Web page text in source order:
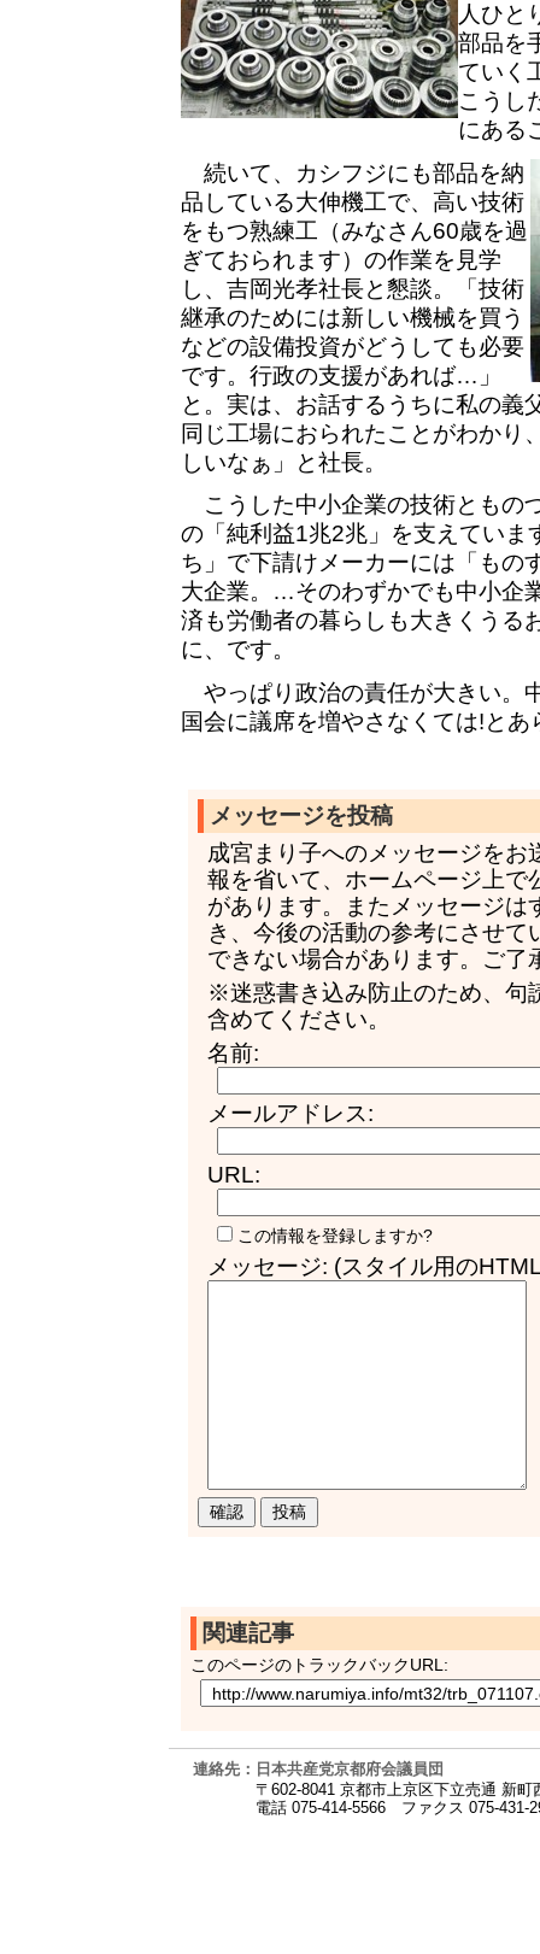
人ひと
部品を
ていく
こうし
にある
続いて、カシフジにも部品を納
品している大伸機工で、高い技術
をもつ熟練工（みなさん60歳を過
ぎておられます）の作業を見学
し、吉岡光孝社長と懇談。「技術
継承のためには新しい機械を買う
などの設備投資がどうしても必要
です。行政の支援があれば…」
と。実は、お話するうちに私の義
同じ工場におられたことがわかり
しいなぁ」と社長。
こうした中小企業の技術ともの
の「純利益1兆2兆」を支えていま
ち」で下請けメーカーには「もの
大企業。…そのわずかでも中小企
済も労働者の暮らしも大きくうる
に、です。
やっぱり政治の責任が大きい。
国会に議席を増やさなくては!と
メッセージを投稿
成宮まり子へのメッセージをお
報を省いて、ホームページ上で
があります。またメッセージは
き、今後の活動の参考にさせて
できない場合があります。ご了
※迷惑書き込み防止のため、句
含めてください。
名前:
メールアドレス:
URL:
この情報を登録しますか?
メッセージ: (スタイル用の
関連記事
このページのトラックバックURL:
連絡先：日本共産党京都府会議員団
〒602-8041 京都市上京区下立売通 新町
電話 075-414-5566
ファクス 075-431-